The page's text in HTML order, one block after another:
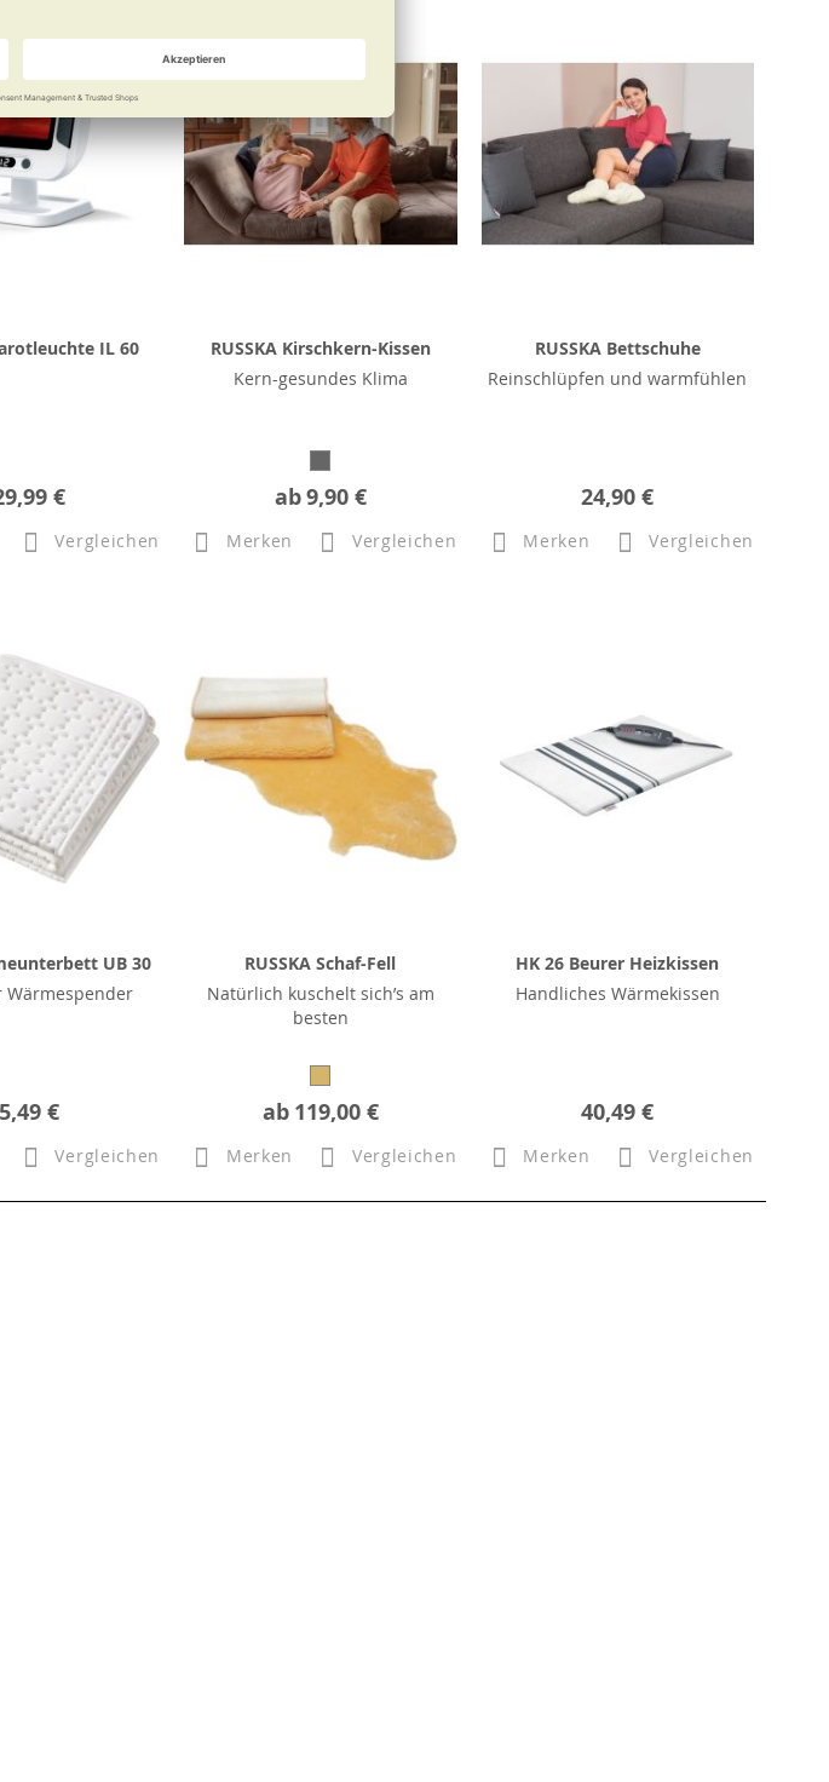
IL 60
€
Vergleichen
RUSSKA Kirschkern-Kissen
Kern-gesundes Klima
ab9,90 €
Merken Vergleichen
RUSSKA Bettschuhe
Reinschlüpfen und warmfühlen
24,90 €
Merken Vergleichen
UB 30
Wärmespender
€
Vergleichen
RUSSKA Schaf-Fell
Natürlich kuschelt sich’s am
besten
ab 119,00 €
Merken Vergleichen
HK 26 Beurer Heizkissen
Handliches Wärmekissen
40,49 €
Merken Vergleichen